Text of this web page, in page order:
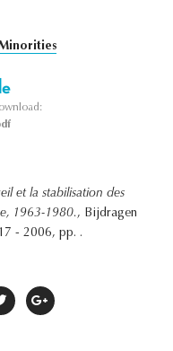
et la stabilisation des
1963-1980., Bijdragen
- 2006, pp. .